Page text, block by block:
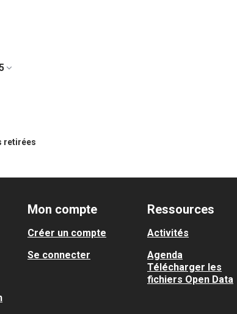
retirées
Mon compte
Créer un compte
Se connecter
Ressources
Activités
Agenda
Télécharger les
fichiers Open Data